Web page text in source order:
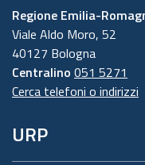
Regione Emilia-
Viale Aldo Moro, 52
40127 Bologna
Centralino 051 5271
Cerca telefoni o indirizzi
URP